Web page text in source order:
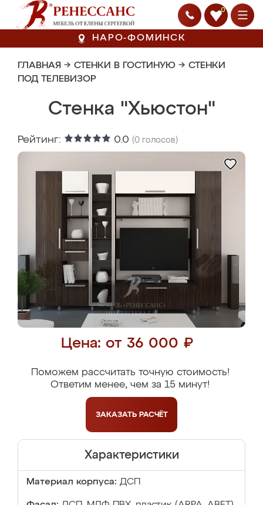
0
НАРО-ФОМИНСК
ГЛАВНАЯ → СТЕНКИ В ГОСТИНУЮ → СТЕНКИ
ПОД ТЕЛЕВИЗОР
Стенка "Хьюстон"
Рейтинг: 0.0 (0 голосов)
Цена: от 36 000 ₽
Поможем рассчитать точную стоимость!
Ответим менее, чем за 15 минут!
ЗАКАЗАТЬ РАСЧЁТ
Характеристики
Материал корпуса: ДСП